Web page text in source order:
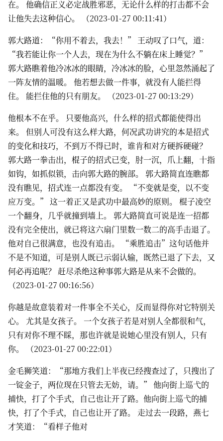
在。 他确信正义必定战胜邪恶，无论什么样的打击都不会
让他失去这种信心。 （2023-01-27 00:11:41）
郭大路道：“你用不着去，我去！” 王动叹了口气，道：
“我若能让你一个人去，现在为什么不躺在床上睡觉？”
郭大路瞧着他冷冰冰的眼睛，冷冰冰的脸，心里忽然涌起了
一阵友情的温暖。 他若想去做一件事，就没有人能拦得
住。 能拦住他的只有朋友。 （2023-01-27 00:13:29）
他根本不在乎。 只要他高兴，什么样的招式都能使得出
来。 但别人可没有这么样大路，何况武功讲究的本是招式
的变化和技巧，不到万不得已时，谁肯和对方硬拆硬碰？
郭大路一拳击出，棍子的招式已变，肘一沉，爪上翻，十指
如钩，如抓似锁，击向郭大路的腕部。 郭大路简直连瞧都
没有瞧见，招式连一点都没有变。 “不变就是变，以不变
应万变。” 这一着正又是武功中最高妙的原则。 棍子凌空
一个翻身，几乎就撞到墙上。 郭大路简直可说是连一招都
没有完全使出，就已将这六扇门里数一数二的高手击退了。
他对自己很满意，也没有追击。 “乘胜追击”这句话他并
不是不知道，可是别人既已示弱认输，既然已退了下去，又
何必再追呢？ 赶尽杀绝这种事郭大路是从来不会做的。
（2023-01-27 00:16:56）
你越是故意装着对一件事全不关心，反而显得你对它特别关
心。 尤其是女孩子。 一个女孩子若是对别人全都很和气，
只有对你不理不睬，那也许就是说她心里没有别人，只有
你。 （2023-01-27 00:22:01）
金毛狮笑道：“那地方我们上半夜已经搜查过了，只搜出了
一锭金子，两位现在只管去无妨，请。” 他向街上巡弋的
捕快，打了个手式，自己也让开了路。他向街上巡弋的捕
快，打了个手式，自己也让开了路。 走过去一段路，燕七
才笑道：“看样子他对